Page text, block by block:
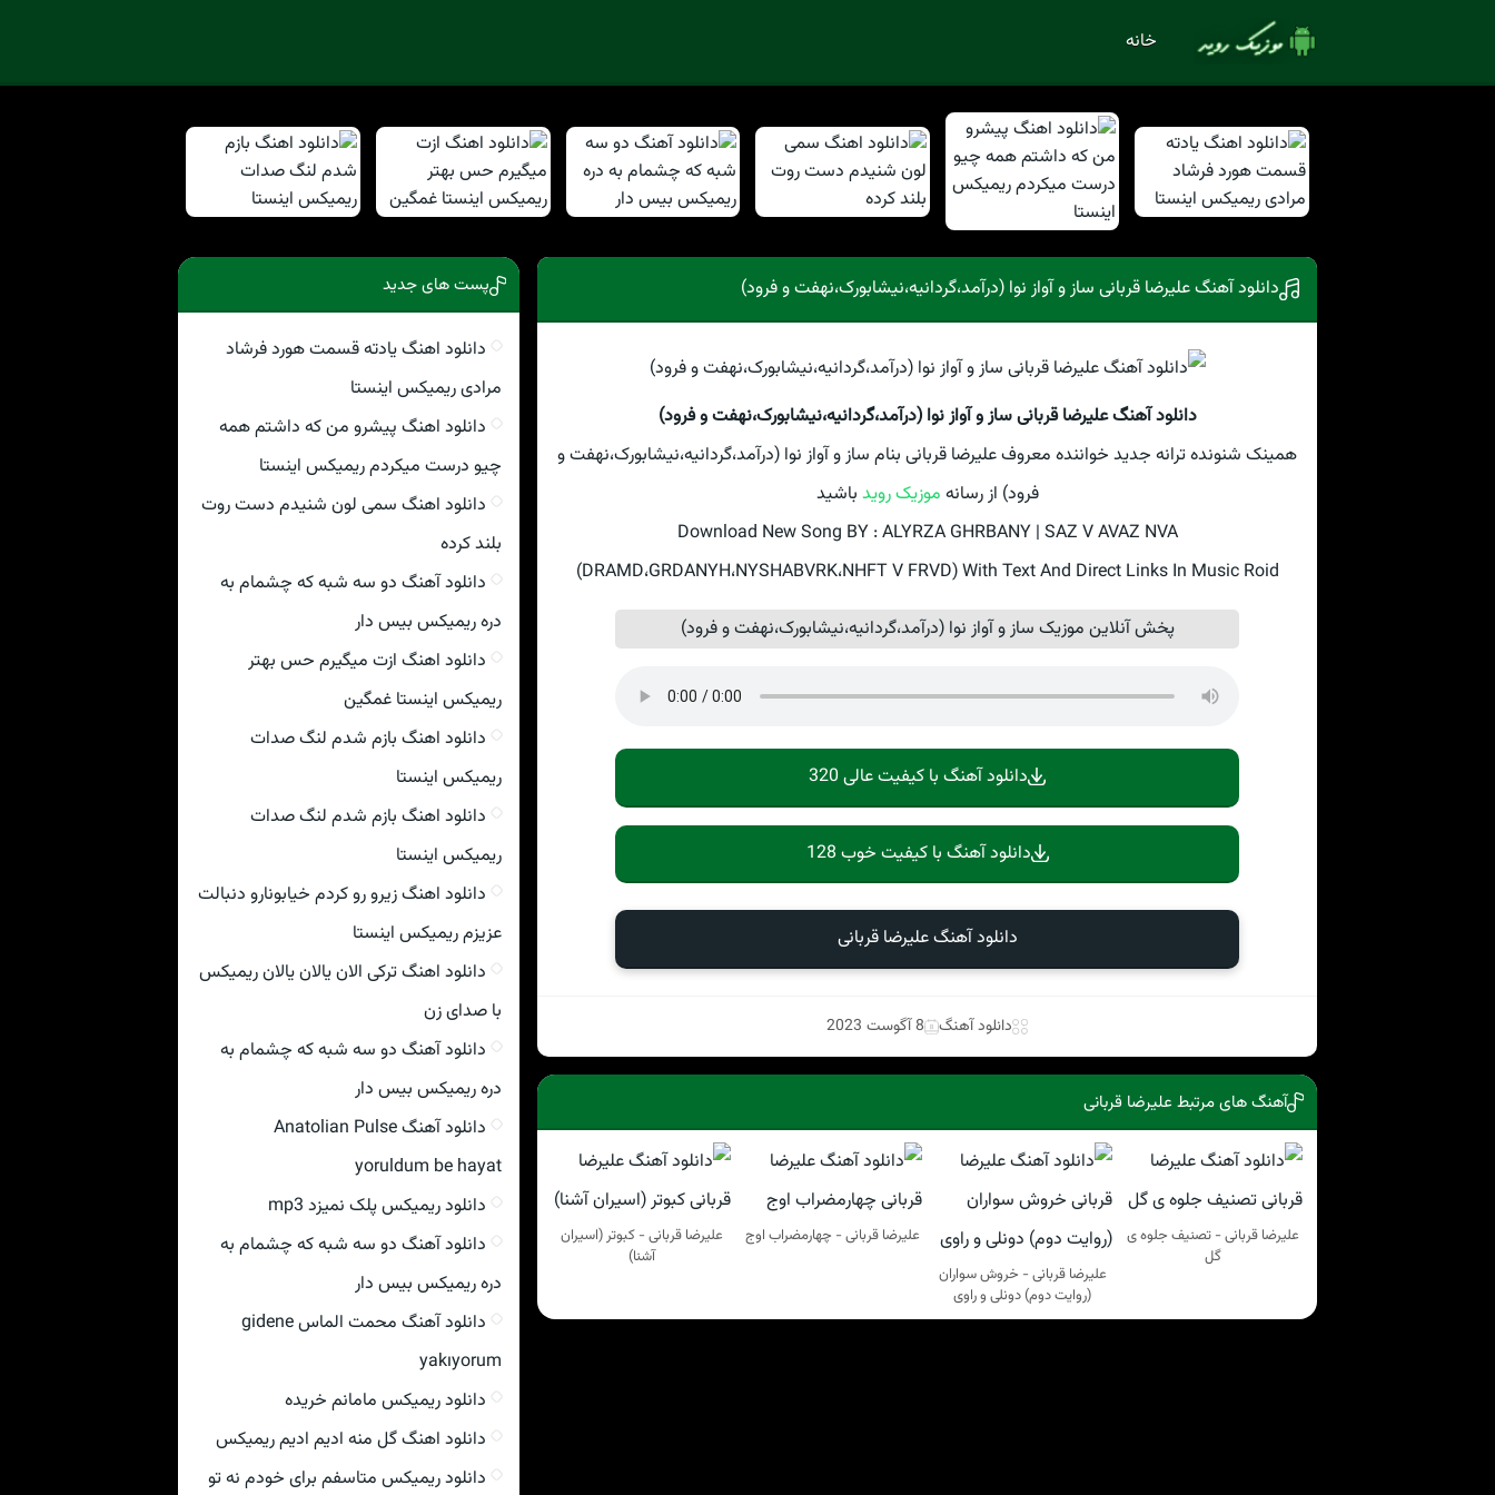
خانه
دانلود آهنگ علیرضا قربانی ساز و آواز نوا (درآمد،گردانیه،نیشابورک،نهفت و فرود)
دانلود آهنگ علیرضا قربانی ساز و آواز نوا (درآمد،گردانیه،نیشابورک،نهفت و فرود)
همینک شنونده ترانه جدید خواننده معروف علیرضا قربانی بنام ساز و آواز نوا (درآمد،گردانیه،نیشابورک،نهفت و
فرود) از رسانه موزیک روید باشید
Download New Song BY : ALYRZA GHRBANY | SAZ V AVAZ NVA
(DRAMD،GRDANYH،NYSHABVRK،NHFT V FRVD) With Text And Direct Links In Music Roid
پخش آنلاین موزیک ساز و آواز نوا (درآمد،گردانیه،نیشابورک،نهفت و فرود)
دانلود آهنگ با کیفیت عالی 320
دانلود آهنگ با کیفیت خوب 128
دانلود آهنگ علیرضا قربانی
دانلود آهنگ 8 آگوست 2023
آهنگ های مرتبط علیرضا قربانی
علیرضا قربانی - تصنیف جلوه ی
گل
علیرضا قربانی - خروش سواران
(روایت دوم) دونلی و راوی
علیرضا قربانی - چهارمضراب اوج
علیرضا قربانی - کبوتر (اسیران
آشنا)
پست های جدید
دانلود اهنگ یادته قسمت هورد فرشاد
مرادی ریمیکس اینستا
دانلود اهنگ پیشرو من که داشتم همه
چیو درست میکردم ریمیکس اینستا
دانلود اهنگ سمی لون شنیدم دست روت
بلند کرده
دانلود آهنگ دو سه شبه که چشمام به
دره ریمیکس بیس دار
دانلود اهنگ ازت میگیرم حس بهتر
ریمیکس اینستا غمگین
دانلود اهنگ بازم شدم لنگ صدات
ریمیکس اینستا
دانلود اهنگ بازم شدم لنگ صدات
ریمیکس اینستا
دانلود اهنگ زیرو رو کردم خیابونارو دنبالت
عزیزم ریمیکس اینستا
دانلود اهنگ ترکی الان یالان یالان ریمیکس
با صدای زن
دانلود آهنگ دو سه شبه که چشمام به
دره ریمیکس بیس دار
دانلود آهنگ Anatolian Pulse
yoruldum be hayat
دانلود ریمیکس پلک نمیزد mp3
دانلود آهنگ دو سه شبه که چشمام به
دره ریمیکس بیس دار
دانلود آهنگ محمت الماس gidene
yakıyorum
دانلود ریمیکس مامانم خریده
دانلود اهنگ گل منه ادیم ادیم ریمیکس
دانلود ریمیکس متاسفم برای خودم نه تو